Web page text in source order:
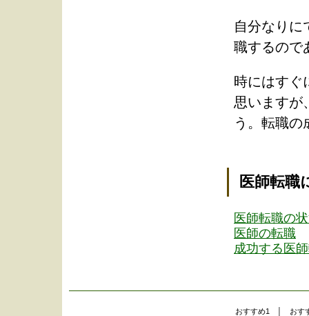
自分なりに
職するので
時にはすぐ
思いますが
う。転職の
医師転職
医師転職の
医師の転職
成功する医
おすすめ1 │ お